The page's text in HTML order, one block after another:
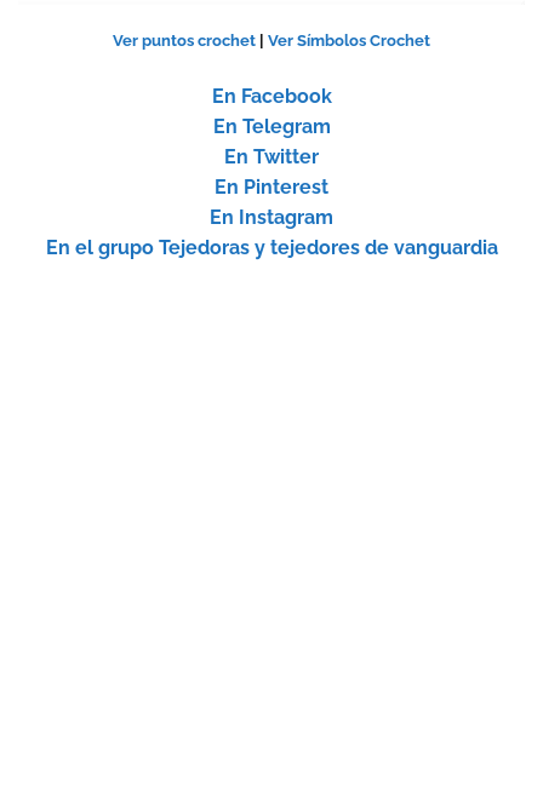
Ver puntos crochet Ver Símbolos Crochet
En Facebook
En Telegram
En Twitter
En Pinterest
En Instagram
En el grupo Tejedoras y tejedores de vanguardia